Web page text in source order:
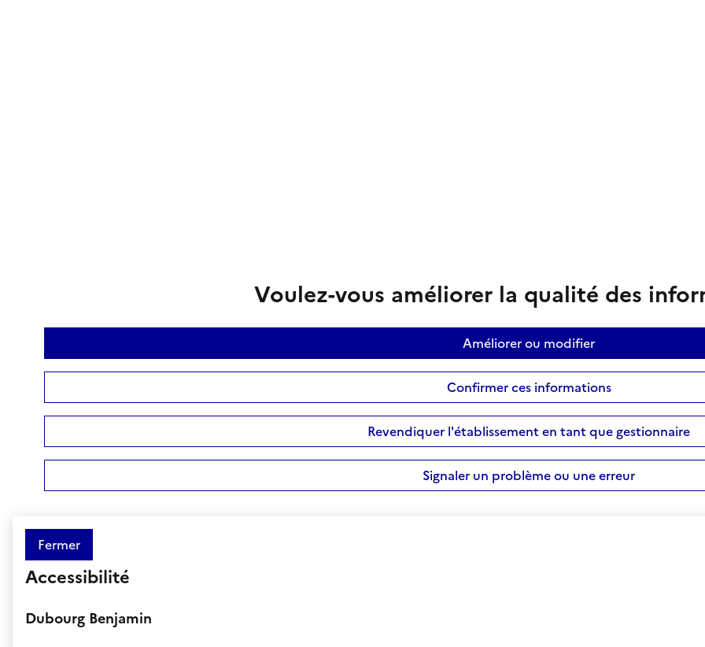
Voulez-vous améliorer la qualité des
Améliorer ou modifier
Confirmer ces informations
Revendiquer l'établissement en tant que gestionnaire
Signaler un problème ou une erreur
Fermer
Accessibilité
Dubourg Benjamin